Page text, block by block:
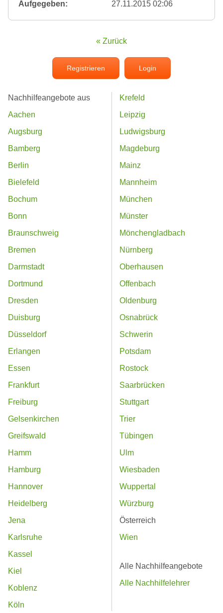
Aufgegeben:
27.11.2015 02:06
« Zurück
Registrieren Login
Nachhilfeangebote aus
Aachen
Augsburg
Bamberg
Berlin
Bielefeld
Bochum
Bonn
Braunschweig
Bremen
Darmstadt
Dortmund
Dresden
Duisburg
Düsseldorf
Erlangen
Essen
Frankfurt
Freiburg
Gelsenkirchen
Greifswald
Hamm
Hamburg
Hannover
Heidelberg
Jena
Karlsruhe
Kassel
Kiel
Koblenz
Köln
Krefeld
Leipzig
Ludwigsburg
Magdeburg
Mainz
Mannheim
München
Münster
Mönchengladbach
Nürnberg
Oberhausen
Offenbach
Oldenburg
Osnabrück
Schwerin
Potsdam
Rostock
Saarbrücken
Stuttgart
Trier
Tübingen
Ulm
Wiesbaden
Wuppertal
Würzburg
Österreich
Wien
Alle Nachhilfeangebote
Alle Nachhilfelehrer